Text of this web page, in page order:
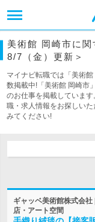
美術館 岡崎市に関
8/7（金）更新＞
マイナビ転職では「美術
数掲載中!「美術館 岡崎市
のお仕事を掲載していま
職・求人情報をお探しい
みてください!
ギャッベ美術館株式会
店・アート空間